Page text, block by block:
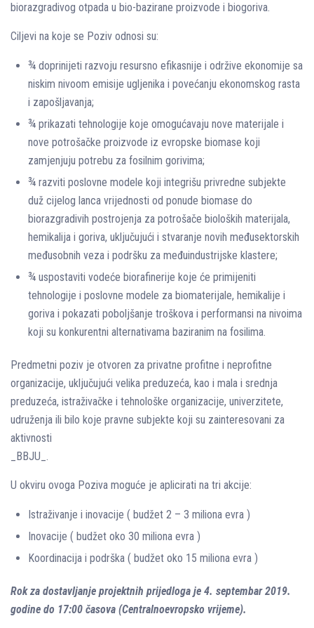
biorazgradivog otpada u bio-bazirane proizvode i biogoriva.
Ciljevi na koje se Poziv odnosi su:
¾ doprinijeti razvoju resursno efikasnije i održive ekonomije sa
niskim nivoom emisije ugljenika i povećanju ekonomskog rasta
i zapošljavanja;
¾ prikazati tehnologije koje omogućavaju nove materijale i
nove potrošačke proizvode iz evropske biomase koji
zamjenjuju potrebu za fosilnim gorivima;
¾ razviti poslovne modele koji integrišu privredne subjekte
duž cijelog lanca vrijednosti od ponude biomase do
biorazgradivih postrojenja za potrošače bioloških materijala,
hemikalija i goriva, uključujući i stvaranje novih međusektorskih
međusobnih veza i podršku za međuindustrijske klastere;
¾ uspostaviti vodeće biorafinerije koje će primijeniti
tehnologije i poslovne modele za biomaterijale, hemikalije i
goriva i pokazati poboljšanje troškova i performansi na nivoima
koji su konkurentni alternativama baziranim na fosilima.
Predmetni poziv je otvoren za privatne profitne i neprofitne
organizacije, uključujući velika preduzeća, kao i mala i srednja
preduzeća, istraživačke i tehnološke organizacije, univerzitete,
udruženja ili bilo koje pravne subjekte koji su zainteresovani za
aktivnosti
_BBJU_.
U okviru ovoga Poziva moguće je aplicirati na tri akcije:
Istraživanje i inovacije ( budžet 2 – 3 miliona evra )
Inovacije ( budžet oko 30 miliona evra )
Koordinacija i podrška ( budžet oko 15 miliona evra )
Rok za dostavljanje projektnih prijedloga je 4. septembar 2019.
godine do 17:00 časova (Centralnoevropsko vrijeme).